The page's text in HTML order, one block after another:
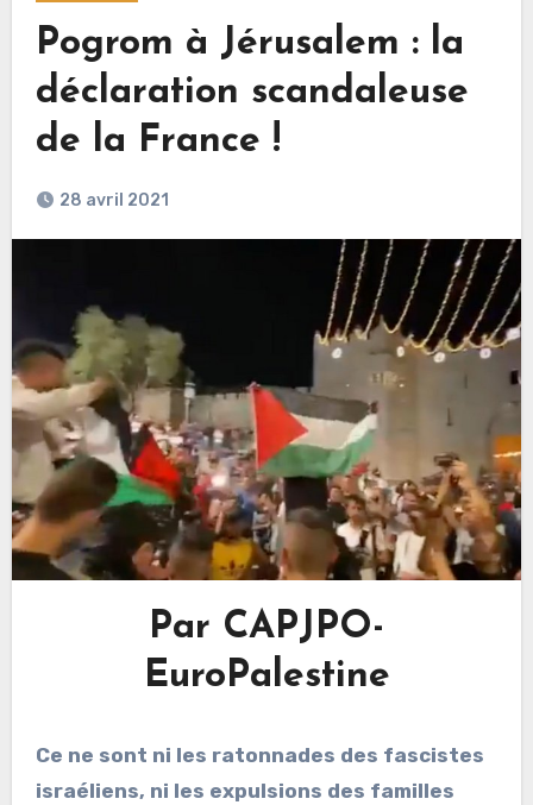
Pogrom à Jérusalem : la
déclaration scandaleuse
de la France !
28 avril 2021
Par CAPJPO-
EuroPalestine
Ce ne sont ni les ratonnades des fascistes
israéliens, ni les expulsions des familles